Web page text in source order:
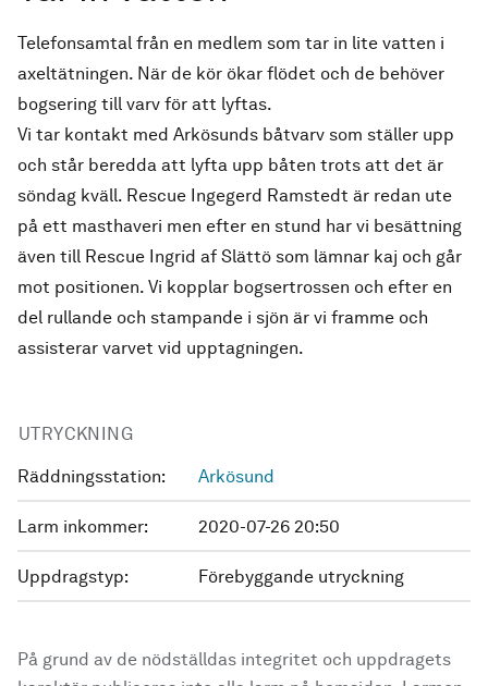
Telefonsamtal från en medlem som tar in lite vatten i
axeltätningen. När de kör ökar flödet och de behöver
bogsering till varv för att lyftas.
Vi tar kontakt med Arkösunds båtvarv som ställer upp
och står beredda att lyfta upp båten trots att det är
söndag kväll. Rescue Ingegerd Ramstedt är redan ute
på ett masthaveri men efter en stund har vi besättning
även till Rescue Ingrid af Slättö som lämnar kaj och går
mot positionen. Vi kopplar bogsertrossen och efter en
del rullande och stampande i sjön är vi framme och
assisterar varvet vid upptagningen.
UTRYCKNING
Räddningsstation: Arkösund
Larm inkommer: 2020-07-26 20:50
Uppdragstyp: Förebyggande utryckning
På grund av de nödställdas integritet och uppdragets